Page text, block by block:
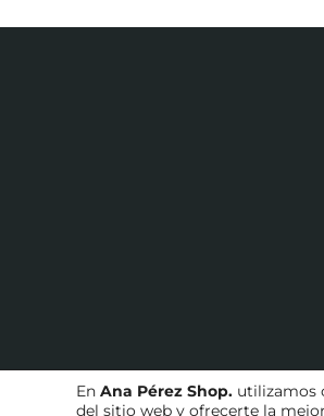
En Ana Pérez Shop. utilizamos
del sitio web y ofrecerte la